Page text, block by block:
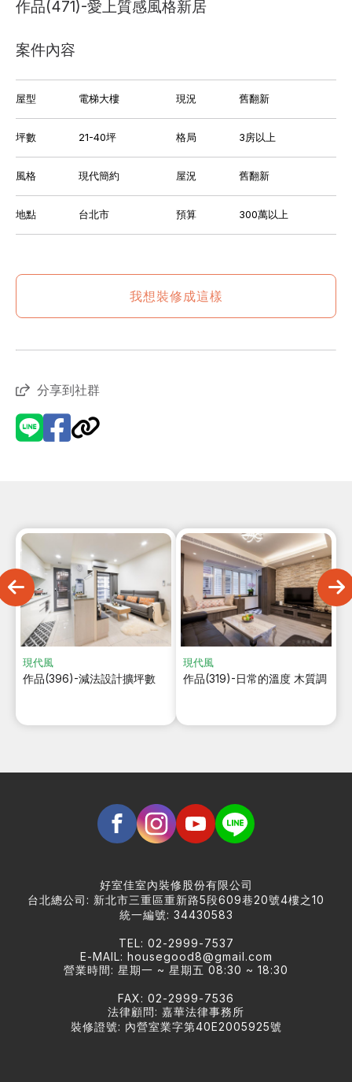
作品(471)-愛上質感風格新居
案件內容
屋型 電梯大樓 現況 舊翻新
坪數 21-40坪 格局 3房以上
風格 現代簡約 屋況 舊翻新
地點 台北市 預算 300萬以上
我想裝修成這樣
分享到社群
現代風
作品(396)-減法設計擴坪數
現代風
作品(319)-日常的溫度 木質調
好室佳室內裝修股份有限公司
台北總公司: 新北市三重區重新路5段609巷20號4樓之10
統一編號: 34430583
TEL: 02-2999-7537
E-MAIL: housegood8@gmail.com
營業時間: 星期一 ~ 星期五 08:30 ~ 18:30
FAX: 02-2999-7536
法律顧問: 嘉華法律事務所
裝修證號: 內營室業字第40E2005925號